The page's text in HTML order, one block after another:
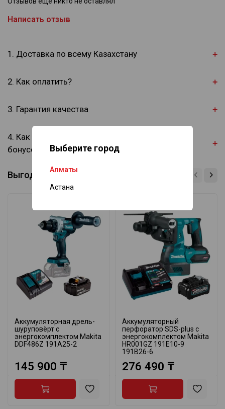
Выберите город
Алматы
Астана
Написать отзыв
1. Доставка по всему Казахстану
2. Как оплатить?
3. Гарантия качества
4. Как присоединиться к программе скидок и
бонусов?
Выгодные наборы
Аккумуляторная дрель-
шуруповёрт с
энергокомплектом Makita
DDF486Z 191A25-2
145 900 ₸
Аккумуляторный
перфоратор SDS-plus с
энергокомплектом Makita
HR001GZ 191E10-9
191B26-6
276 490 ₸